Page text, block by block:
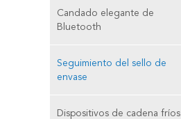
Candado elegante de
Bluetooth
Seguimiento del sello de
envase
Dispositivos de cadena fríos